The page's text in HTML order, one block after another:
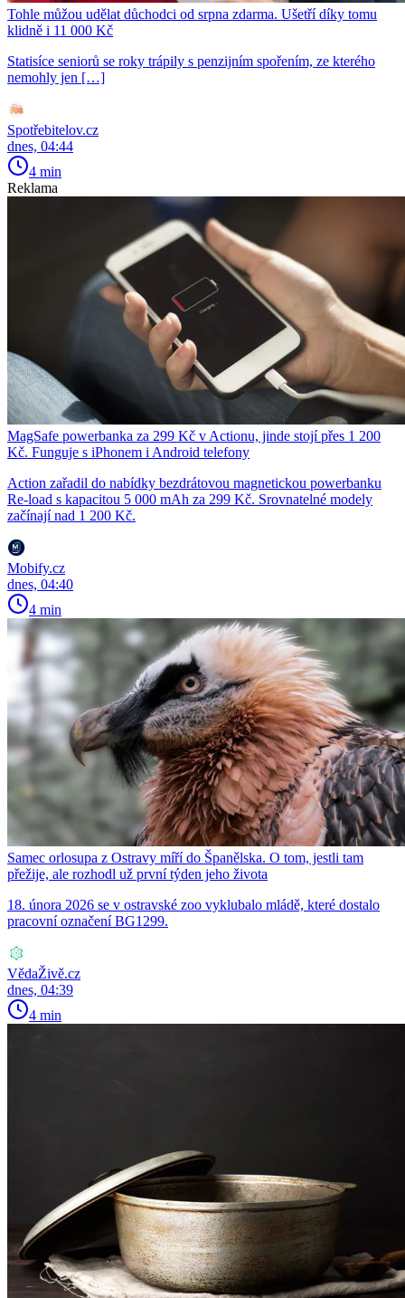
Tohle můžou udělat důchodci od srpna zdarma. Ušetří díky tomu
klidně i 11 000 Kč
Statisíce seniorů se roky trápily s penzijním spořením, ze kterého
nemohly jen […]
Spotřebitelov.cz
dnes, 04:44
4 min
Reklama
MagSafe powerbanka za 299 Kč v Actionu, jinde stojí přes 1 200
Kč. Funguje s iPhonem i Android telefony
Action zařadil do nabídky bezdrátovou magnetickou powerbanku
Re-load s kapacitou 5 000 mAh za 299 Kč. Srovnatelné modely
začínají nad 1 200 Kč.
Mobify.cz
dnes, 04:40
4 min
Samec orlosupa z Ostravy míří do Španělska. O tom, jestli tam
přežije, ale rozhodl už první týden jeho života
18. února 2026 se v ostravské zoo vyklubalo mládě, které dostalo
pracovní označení BG1299.
VědaŽivě.cz
dnes, 04:39
4 min